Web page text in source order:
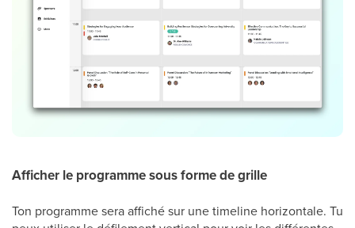
Afficher le programme sous forme de grille
Ton programme sera affiché sur une timeline horizontale. Tu